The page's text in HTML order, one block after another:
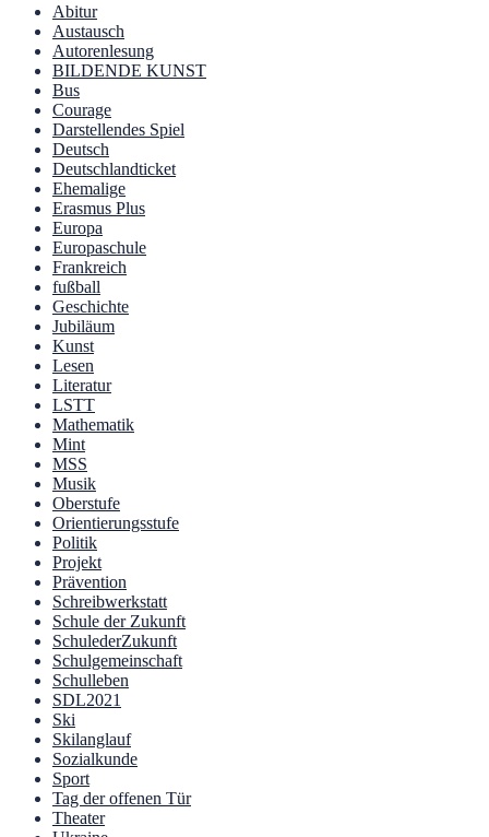
Abitur
Austausch
Autorenlesung
BILDENDE KUNST
Bus
Courage
Darstellendes Spiel
Deutsch
Deutschlandticket
Ehemalige
Erasmus Plus
Europa
Europaschule
Frankreich
fußball
Geschichte
Jubiläum
Kunst
Lesen
Literatur
LSTT
Mathematik
Mint
MSS
Musik
Oberstufe
Orientierungsstufe
Politik
Projekt
Prävention
Schreibwerkstatt
Schule der Zukunft
SchulederZukunft
Schulgemeinschaft
Schulleben
SDL2021
Ski
Skilanglauf
Sozialkunde
Sport
Tag der offenen Tür
Theater